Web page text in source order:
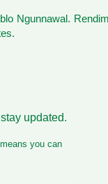
Ngunnawal.